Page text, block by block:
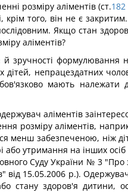
розміру аліментів (ст.182
того, він не є
Якщо стан
аліментів?
й зручності
непрацездатних
мають належати
аліментів
розміру аліментів,
менш забезпеченою, ніж
або утримання на інших
Суду України № 3
від 15.05.2006 p.).
стану здоров'я дитини,